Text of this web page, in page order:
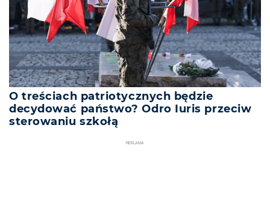
O treściach patriotycznych będzie
decydować państwo? Odro Iuris przeciw
sterowaniu szkołą
REKLAMA